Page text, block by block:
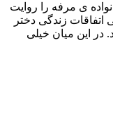
ی مرفه را روایت
زندگی دختر
در این میان خیلی